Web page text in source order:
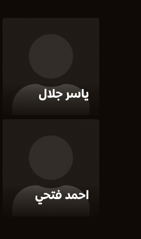
ياسر جلال
احمد فتحي